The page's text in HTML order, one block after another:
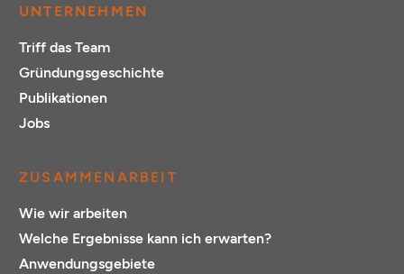
UNTERNEHMEN
Triff das Team
Gründungsgeschichte
Publikationen
Jobs
ZUSAMMENARBEIT
Wie wir arbeiten
Welche Ergebnisse kann ich erwarten?
Anwendungsgebiete